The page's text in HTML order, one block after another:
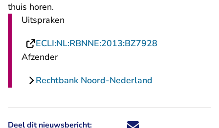
thuis horen.
Uitspraken
ECLI:NL:RBNNE:2013:BZ7928
Afzender
Rechtbank Noord-Nederland
Deel dit nieuwsbericht: Deel dit nieuwsbericht via X -
Deel dit nieuwsbericht via
Deel dit nieuwsbericht
Deel dit